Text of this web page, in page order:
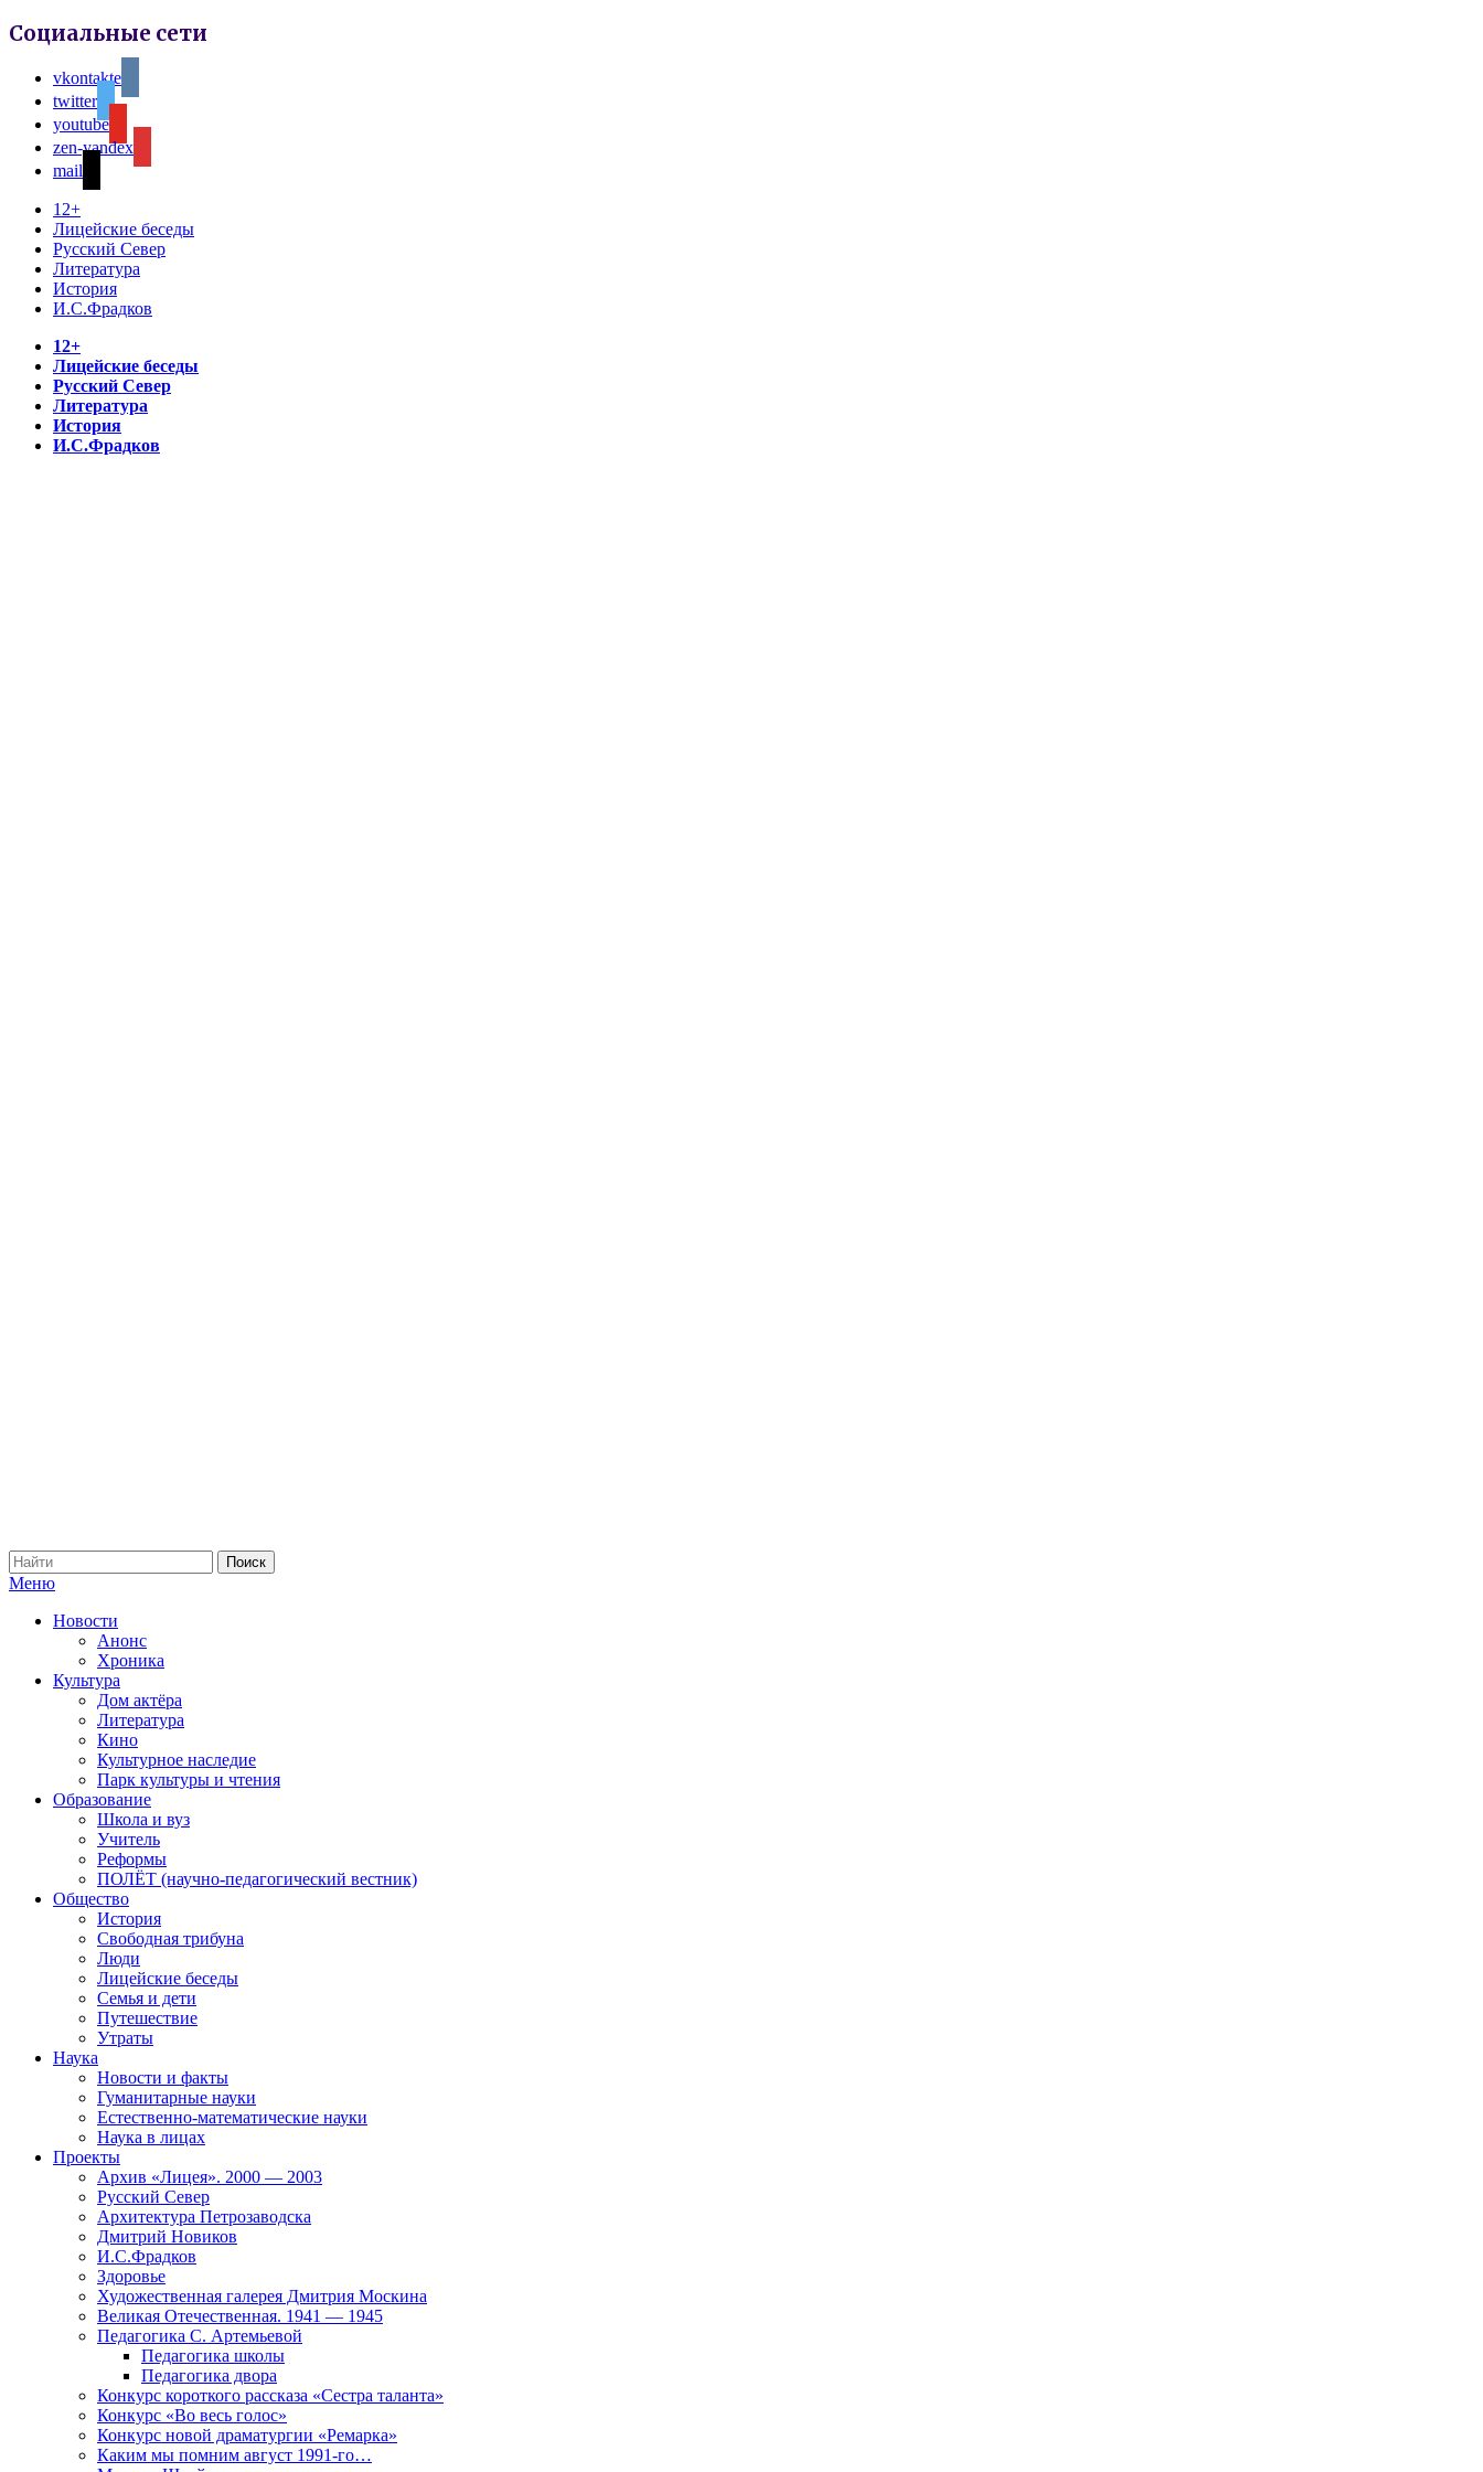
Социальные сети
vkontakte
twitter
youtube
zen-yandex
mail
12+
Лицейские беседы
Русский Север
Литература
История
И.С.Фрадков
12+
Лицейские беседы
Русский Север
Литература
История
И.С.Фрадков
Меню
Новости
Анонс
Хроника
Культура
Дом актёра
Литература
Кино
Культурное наследие
Парк культуры и чтения
Образование
Школа и вуз
Учитель
Реформы
ПОЛЁТ (научно-педагогический вестник)
Общество
История
Свободная трибуна
Люди
Лицейские беседы
Семья и дети
Путешествие
Утраты
Наука
Новости и факты
Гуманитарные науки
Естественно-математические науки
Наука в лицах
Проекты
Архив «Лицея». 2000 — 2003
Русский Север
Архитектура Петрозаводска
Дмитрий Новиков
И.С.Фрадков
Здоровье
Художественная галерея Дмитрия Москина
Великая Отечественная. 1941 — 1945
Педагогика С. Артемьевой
Педагогика школы
Педагогика двора
Конкурс короткого рассказа «Сестра таланта»
Конкурс «Во весь голос»
Конкурс новой драматургии «Ремарка»
Каким мы помним август 1991-го…